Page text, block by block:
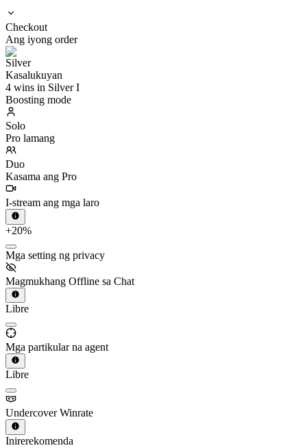
Checkout
Ang iyong order
Kasalukuyan
4 wins in Silver I
Boosting mode
Solo
Pro lamang
Duo
Kasama ang Pro
I-stream ang mga laro
+20%
Mga setting ng privacy
Magmukhang Offline sa Chat
Libre
Mga partikular na agent
Libre
Undercover Winrate
Inirerekomenda